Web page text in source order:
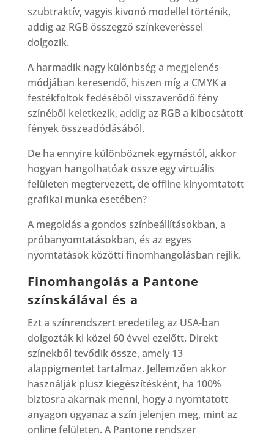
szubtraktív, vagyis kivonó modellel történik,
addig az RGB összegző színkeveréssel
dolgozik.
A harmadik nagy különbség a megjelenés
módjában keresendő, hiszen míg a CMYK a
festékfoltok fedéséből visszaverődő fény
színéből keletkezik, addig az RGB a kibocsátott
fények összeadódásából.
De ha ennyire különböznek egymástól, akkor
hogyan hangolhatóak össze egy virtuális
felületen megtervezett, de offline kinyomtatott
grafikai munka esetében?
A megoldás a gondos színbeállításokban, a
próbanyomtatásokban, és az egyes
nyomtatások közötti finomhangolásban rejlik.
Finomhangolás a Pantone
színskálával és a
Ezt a színrendszert eredetileg az USA-ban
dolgozták ki közel 60 évvel ezelőtt. Direkt
színekből tevődik össze, amely 13
alappigmentet tartalmaz. Jellemzően akkor
használják plusz kiegészítésként, ha 100%
biztosra akarnak menni, hogy a nyomtatott
anyagon ugyanaz a szín jelenjen meg, mint az
online felületen. A Pantone rendszer